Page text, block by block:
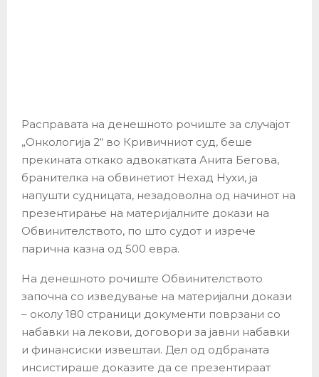
Расправата на денешното рочиште за случајот
„Онкологија 2“ во Кривичниот суд, беше
прекината откако адвокатката Анита Бегова,
бранителка на обвинетиот Нехад Нухи, ја
напушти судницата, незадоволна од начинот на
презентирање на материјалните докази на
Обвинителството, по што судот и изрече
парична казна од 500 евра.
На денешното рочиште Обвинителството
започна со изведување на материјални докази
– околу 180 страници документи поврзани со
набавки на лекови, договори за јавни набавки
и финансиски извештаи. Дел од одбраната
инсистираше доказите да се презентираат